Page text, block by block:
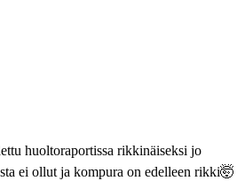
huoltoraportissa rikkinäiseksi jo
ei ollut ja kompura on edelleen rikki🤯